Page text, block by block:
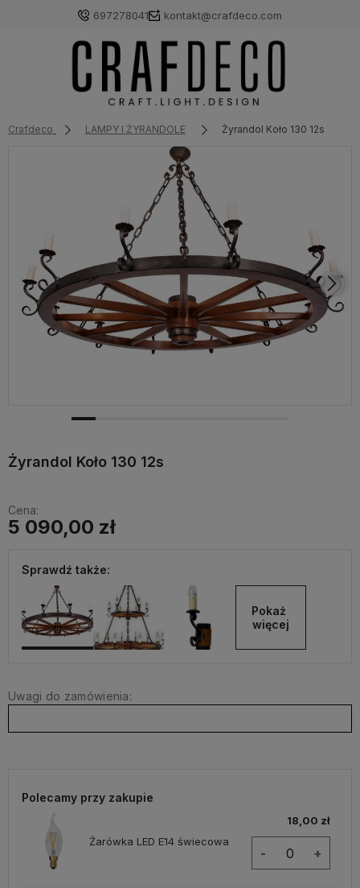
697278041 kontakt@crafdeco.com
Crafdeco LAMPY I ŻYRANDOLE Żyrandol Koło 130 12s
Żyrandol Koło 130 12s
Cena:
5 090,00 zł
Sprawdź także:
Pokaż
więcej
Uwagi do zamówienia:
Polecamy przy zakupie
Żarówka LED E14 świecowa
18,00 zł
- +